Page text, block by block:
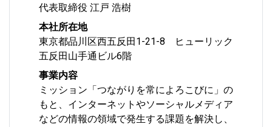
代表取締役 江戸 浩樹
本社所在地
東京都品川区西五反田1-21-8 ヒューリック
五反田山手通ビル6階
事業内容
ミッション「つながりを常によろこびに」の
もと、インターネットやソーシャルメディア
などの情報の領域で発生する課題を解決し、